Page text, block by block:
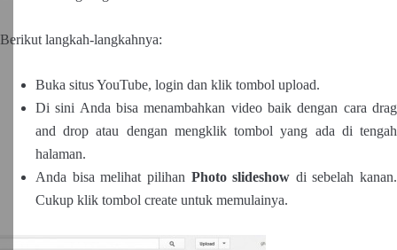
Berikut langkah-langkahnya:
Buka situs YouTube, login dan klik tombol upload.
Di sini Anda bisa menambahkan video baik dengan cara drag
and drop atau dengan mengklik tombol yang ada di tengah
halaman.
Anda bisa melihat pilihan Photo slideshow di sebelah kanan.
Cukup klik tombol create untuk memulainya.